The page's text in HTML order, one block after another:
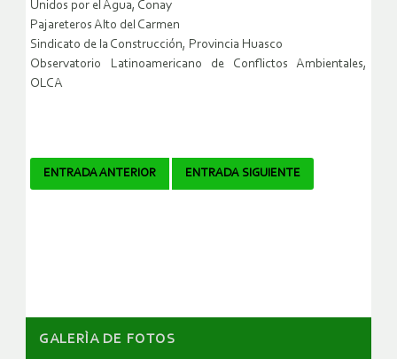
Unidos por el Agua, Conay
Pajareteros Alto del Carmen
Sindicato de la Construcción, Provincia Huasco
Observatorio Latinoamericano de Conflictos Ambientales,
OLCA
Navegador
ENTRADA ANTERIOR ENTRADA SIGUIENTE
GALERÌA DE FOTOS